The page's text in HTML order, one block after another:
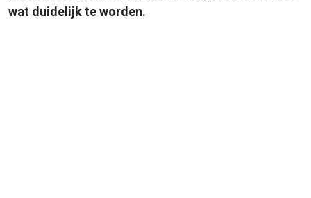
wat duidelijk te worden.